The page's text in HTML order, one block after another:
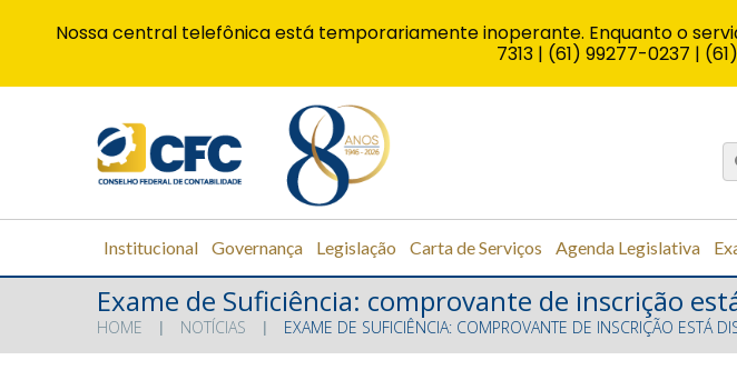
Institucional Governança Legislação Carta de Serviços Agenda Legislativa
Exame de Suficiência: comprovante de inscrição
HOME NOTÍCIAS EXAME DE SUFICIÊNCIA: COMPROVANTE DE INSCRIÇÃO ESTÁ
Nossa central telefônica está temporariamente inoperante. Enquanto o
7313 | (61) 99277-0237 |